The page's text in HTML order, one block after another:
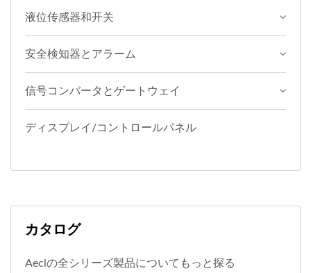
液位传感器和开关
安全検知器とアラーム
信号コンバータとゲートウェイ
ディスプレイ/コントロールパネル
カタログ
Aeclの全シリーズ製品についてもっと探る